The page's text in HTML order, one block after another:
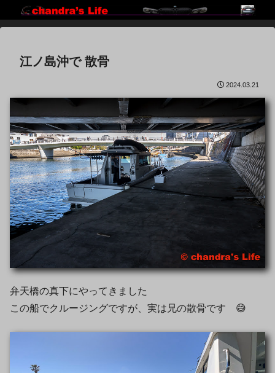
江ノ島沖で 散骨
2024.03.21
弁天橋の真下にやってきました
この船でクルージングですが、実は兄の散骨です 😅